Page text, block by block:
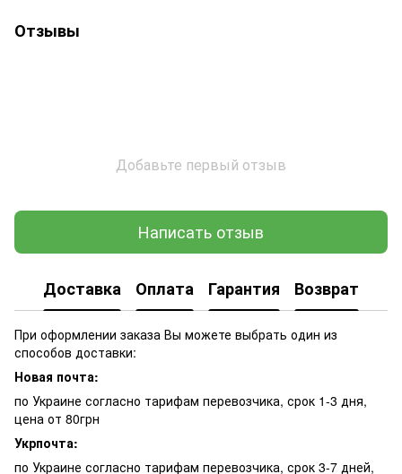
Отзывы
Добавьте первый отзыв
Написать отзыв
Доставка Оплата Гарантия Возврат
При оформлении заказа Вы можете выбрать один из
способов доставки:
Новая почта:
по Украине согласно тарифам перевозчика, срок 1-3 дня,
цена от 80грн
Укрпочта:
по Украине согласно тарифам перевозчика, срок 3-7 дней,